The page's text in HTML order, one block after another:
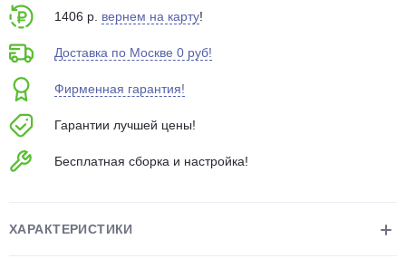
1406 р. вернем на карту!
Доставка по Москве 0 руб!
Фирменная гарантия!
Гарантии лучшей цены!
Бесплатная сборка и настройка!
ХАРАКТЕРИСТИКИ
об оплате Плайтом
8 800 302-02-51
plait.ru